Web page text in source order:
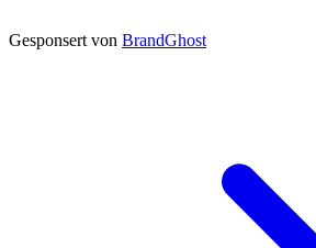
Gesponsert von BrandGhost